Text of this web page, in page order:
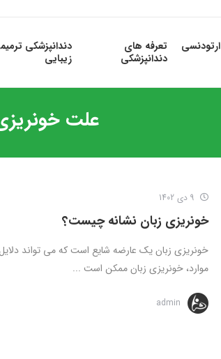
ارتودنسی
تعرفه های
دندانپزشکی
دندانپزشکی
زیبایی
علت
خونریزی زبان نشانه چیست؟
خونریزی زبان یک عارضه شایع است که می تواند
موارد، خونریزی زبان ممکن است ...
admin